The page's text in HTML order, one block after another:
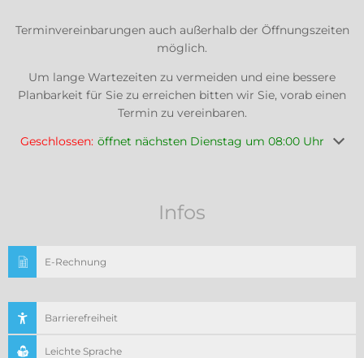
Terminvereinbarungen auch außerhalb der Öffnungszeiten
möglich.
Um lange Wartezeiten zu vermeiden und eine bessere
Planbarkeit für Sie zu erreichen bitten wir Sie, vorab einen
Termin zu vereinbaren.
Klicken, um weitere Öffnungs- oder Schließzeiten
Geschlossen: öffnet nächsten Dienstag um 08:00 Uhr
Infos
E-Rechnung
Barrierefreiheit
Leichte Sprache